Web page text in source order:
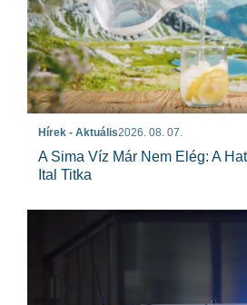
Hírek - Aktuális2026. 08. 07.
A Sima Víz Már Nem Elég: A
Ital Titka